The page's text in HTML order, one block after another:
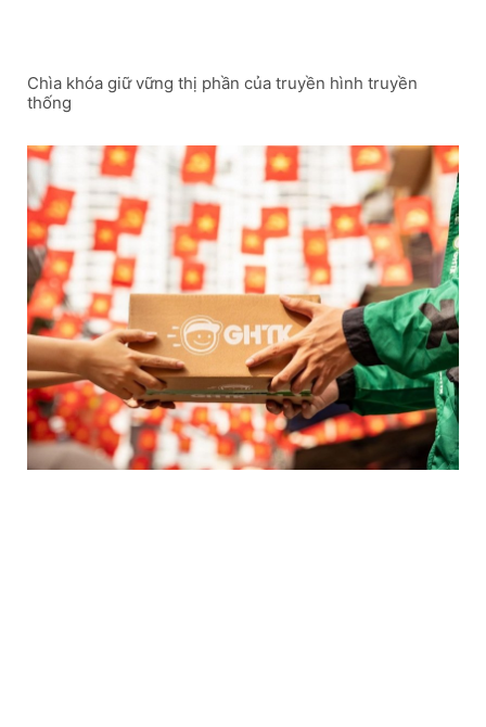
Chìa khóa giữ vững thị phần của truyền hình truyền
thống